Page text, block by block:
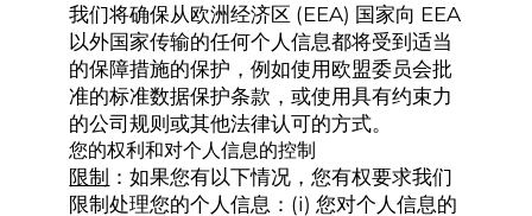
我们将确保从欧洲经济区 (EEA) 国家向 EEA
以外国家传输的任何个人信息都将受到适当
的保障措施的保护，例如使用欧盟委员会批
准的标准数据保护条款，或使用具有约束力
的公司规则或其他法律认可的方式。
您的权利和对个人信息的控制
限制 ：如果您有以下情况，您有权要求我们
限制处理您的个人信息：(i) 您对个人信息的